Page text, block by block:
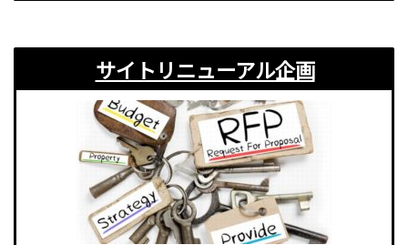
サイトリニューアル企画